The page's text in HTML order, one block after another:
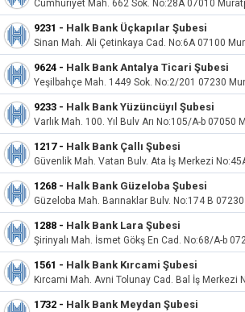
Cumhuriyet Mah. 662 Sok. No:28A 07010
9231 - Halk Bank Üçkapılar Şubesi
Sinan Mah. Ali Çetinkaya Cad. No:6A 07100
9624 - Halk Bank Antalya Ticari Şubesi
Yeşilbahçe Mah. 1449 Sok. No:2/201 07230
9233 - Halk Bank Yüzüncüyıl Şubesi
Varlık Mah. 100. Yıl Bulv Arı No:105/A-b 07050
1217- Halk Bank Çallı Şubesi
Güvenlik Mah. Vatan Bulv. Ata İş Merkezi
1268 - Halk Bank Güzeloba Şubesi
Güzeloba Mah. Barınaklar Bulv. No:174 B
1288 - Halk Bank Lara Şubesi
Şirinyalı Mah. İsmet Gökş En Cad. No:68/A-b
1561 - Halk Bank Kırcami Şubesi
1732 - Halk Bank Meydan Şubesi